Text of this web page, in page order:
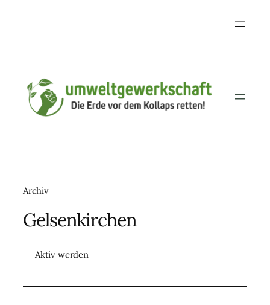
Archiv
Gelsenkirchen
Aktiv werden